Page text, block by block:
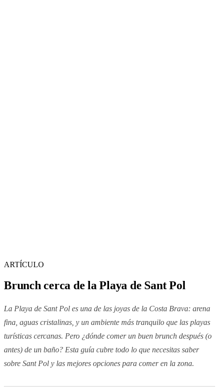
ARTÍCULO
Brunch cerca de la Playa de Sant Pol
La Playa de Sant Pol es una de las joyas de la Costa Brava: arena
fina, aguas cristalinas, y un ambiente más tranquilo que las playas
turísticas cercanas. Pero ¿dónde comer un buen brunch después (o
antes) de un baño? Esta guía cubre todo lo que necesitas saber
sobre Sant Pol y las mejores opciones para comer en la zona.